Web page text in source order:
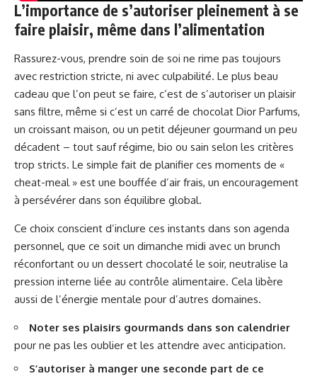
L’importance de s’autoriser pleinement à se
faire plaisir, même dans l’alimentation
Rassurez-vous, prendre soin de soi ne rime pas toujours
avec restriction stricte, ni avec culpabilité. Le plus beau
cadeau que l’on peut se faire, c’est de s’autoriser un plaisir
sans filtre, même si c’est un carré de chocolat Dior Parfums,
un croissant maison, ou un petit déjeuner gourmand un peu
décadent – tout sauf régime, bio ou sain selon les critères
trop stricts. Le simple fait de planifier ces moments de «
cheat-meal » est une bouffée d’air frais, un encouragement
à persévérer dans son équilibre global.
Ce choix conscient d’inclure ces instants dans son agenda
personnel, que ce soit un dimanche midi avec un brunch
réconfortant ou un dessert chocolaté le soir, neutralise la
pression interne liée au contrôle alimentaire. Cela libère
aussi de l’énergie mentale pour d’autres domaines.
Noter ses plaisirs gourmands dans son calendrier
pour ne pas les oublier et les attendre avec anticipation.
S’autoriser à manger une seconde part de ce